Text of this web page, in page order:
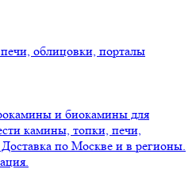
облицовки, порталы